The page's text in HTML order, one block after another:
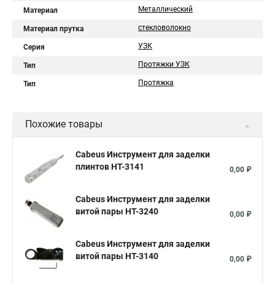
Материал Металлический
Материал прутка стекловолокно
Серия УЗК
Тип Протяжки УЗК
Тип Протяжка
Похожие товары
Cabeus Инструмент для заделки
плинтов HT-3141
0,00 ₽
Cabeus Инструмент для заделки
витой пары HT-3240
0,00 ₽
Cabeus Инструмент для заделки
витой пары HT-3140
0,00 ₽